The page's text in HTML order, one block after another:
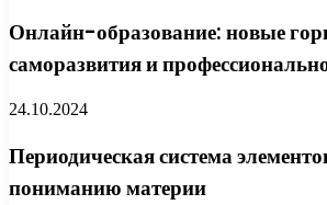
Онлайн-образование: новые
саморазвития и
24.10.2024
Периодическая система
пониманию материи